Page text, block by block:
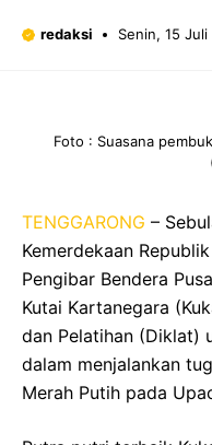
redaksi Senin, 15
Foto : Suasana
TENGGARONG –
Kemerdekaan
Pengibar Bendera
Kutai Kartanegara
dan Pelatihan (Diklat)
dalam menjalankan
Merah Putih pada